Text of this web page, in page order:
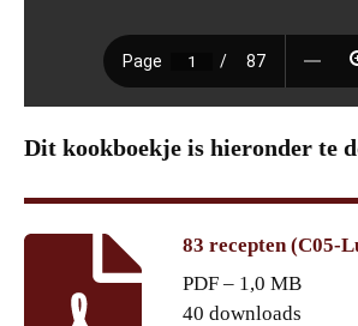
Dit kookboekje is hieronder te
83 recepten (C05-
PDF – 1,0 MB
40 downloads